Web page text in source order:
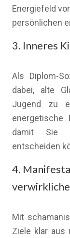
Energiefeld
persönlichen
3. Inneres
Als Diplom-
dabei, alte
Jugend zu
energetische
damit Sie
entscheiden
4.
Mit
Ziele klar aus